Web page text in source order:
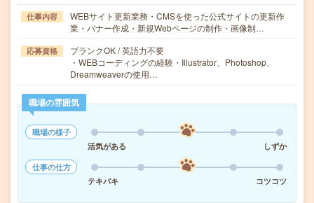
仕事内容
WEBサイト更新業務・CMSを使った公式サイトの更新作
業・バナー作成・新規Webページの制作・画像制…
応募資格
ブランクOK / 英語力不要
・WEBコーディングの経験・Illustrator、Photoshop、
Dreamweaverの使用…
職場の雰囲気
職場の様子
活気がある
しずか
仕事の仕方
テキパキ
コツコツ